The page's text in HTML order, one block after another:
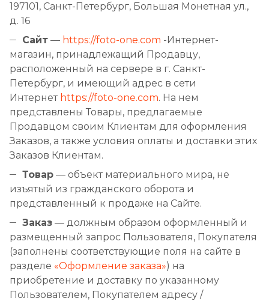
197101, Санкт-Петербург, Большая Монетная ул.,
д. 16
Сайт — https://foto-one.com -Интернет-
магазин, принадлежащий Продавцу,
расположенный на сервере в г. Санкт-
Петербург, и имеющий адрес в сети
Интернет https://foto-one.com. На нем
представлены Товары, предлагаемые
Продавцом своим Клиентам для оформления
Заказов, а также условия оплаты и доставки этих
Заказов Клиентам.
Товар — объект материального мира, не
изъятый из гражданского оборота и
представленный к продаже на Сайте.
Заказ — должным образом оформленный и
размещенный запрос Пользователя, Покупателя
(заполнены соответствующие поля на сайте в
разделе «Оформление заказа») на
приобретение и доставку по указанному
Пользователем, Покупателем адресу /